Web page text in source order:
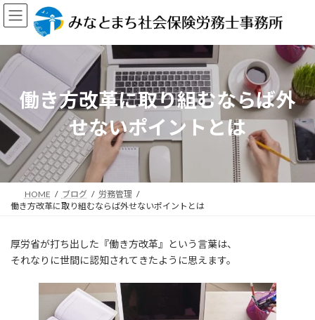
コ
ン
ン
ツ
キ
ッ
ナ
ビ
ー
シ
に
移
働き方改革に取り組むならば外
せないポイントとは
HOME ブログ
労務管理
働き方改革に取り組むならば外せないポイントとは
厚労省が打ち出した『働き方改革』という言葉は、
それなりに世間に認知されてきたように思えます。